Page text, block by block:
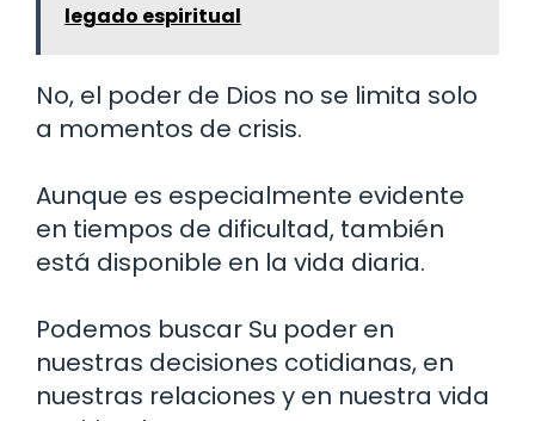
legado espiritual
No, el poder de Dios no se limita solo
a momentos de crisis.
Aunque es especialmente evidente
en tiempos de dificultad, también
está disponible en la vida diaria.
Podemos buscar Su poder en
nuestras decisiones cotidianas, en
nuestras relaciones y en nuestra vida